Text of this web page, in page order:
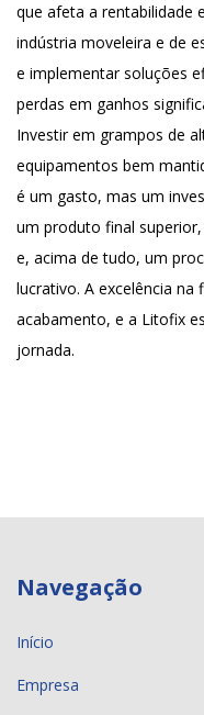
que afeta a rentabilidade
indústria moveleira e de
e implementar soluções
perdas em ganhos
Investir em grampos de
equipamentos bem
é um gasto, mas um
um produto final
e, acima de tudo, um
lucrativo. A excelência na
acabamento, e a Litofix
jornada.
Navegação
Início
Empresa